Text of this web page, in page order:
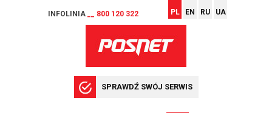
INFOLINIA __ 800 120 322 PL EN RU UA
SPRAWDŹ SWÓJ SERWIS